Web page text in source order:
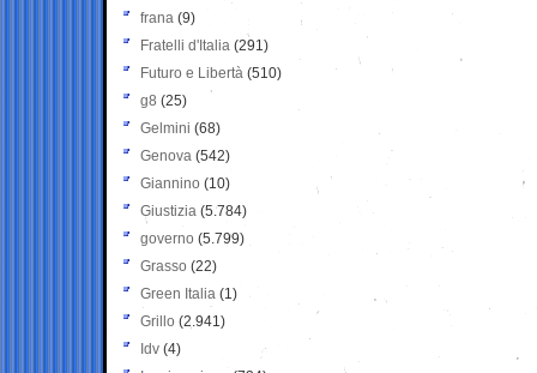
frana (9)
Fratelli d'Italia (291)
Futuro e Libertà (510)
g8 (25)
Gelmini (68)
Genova (542)
Giannino (10)
Giustizia (5.784)
governo (5.799)
Grasso (22)
Green Italia (1)
Grillo (2.941)
Idv (4)